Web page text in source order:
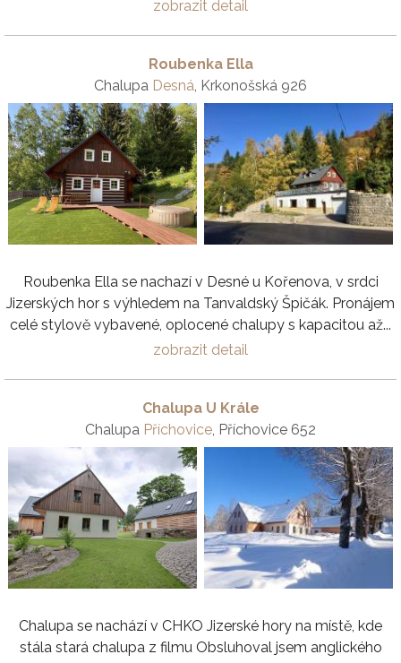
zobrazit detail
Roubenka Ella
Chalupa Desná, Krkonošská 926
Roubenka Ella se nachazí v Desné u Kořenova, v srdci
Jizerských hor s výhledem na Tanvaldský Špičák. Pronájem
celé stylově vybavené, oplocené chalupy s kapacitou až...
zobrazit detail
Chalupa U Krále
Chalupa Příchovice, Příchovice 652
Chalupa se nachází v CHKO Jizerské hory na místě, kde
stála stará chalupa z filmu Obsluhoval jsem anglického